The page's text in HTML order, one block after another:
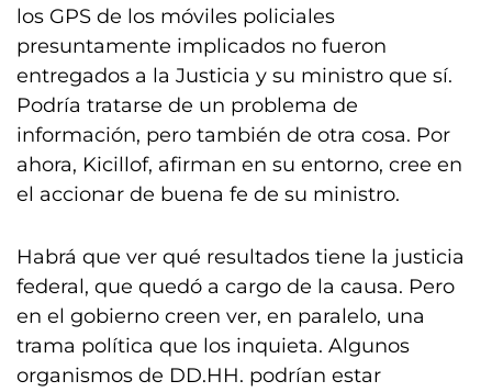
los GPS de los móviles policiales
presuntamente implicados no fueron
entregados a la Justicia y su ministro que sí.
Podría tratarse de un problema de
información, pero también de otra cosa. Por
ahora, Kicillof, afirman en su entorno, cree en
el accionar de buena fe de su ministro.
Habrá que ver qué resultados tiene la justicia
federal, que quedó a cargo de la causa. Pero
en el gobierno creen ver, en paralelo, una
trama política que los inquieta. Algunos
organismos de DD.HH. podrían estar